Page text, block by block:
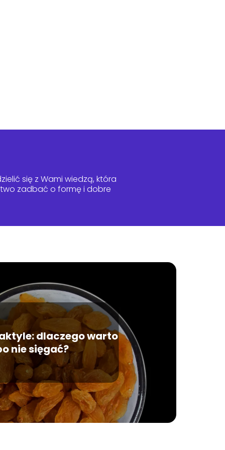
się z Wami wiedzą, która
zadbać o formę i dobre
dlaczego warto
nie sięgać?